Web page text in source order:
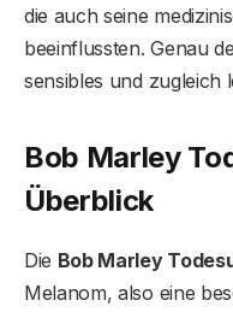
die auch seine
beeinflussten. Genau
sensibles und zugleich
Bob Marley
Überblick
Die Bob Marley
Melanom, also eine